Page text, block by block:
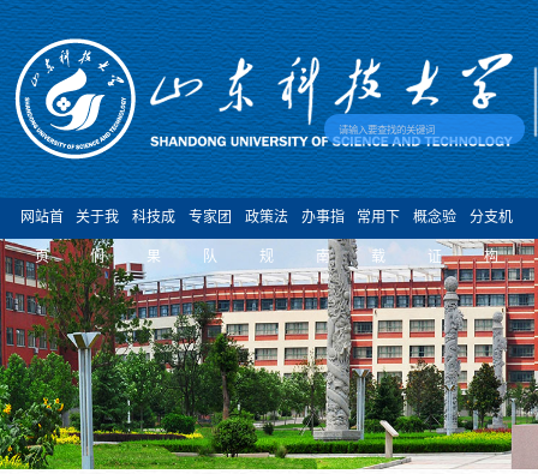
网站首
页
关于我
们
科技成
果
专家团
队
政策法
规
办事指
南
常用下
载
概念验
证
分支机
构